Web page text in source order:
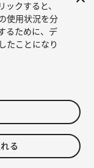
ックすると、
使用状況を分
るために、デ
たことになり
る